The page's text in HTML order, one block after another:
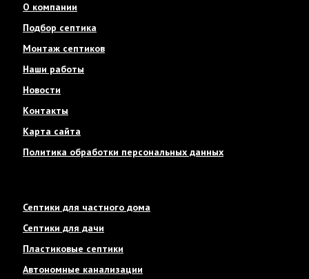
О компании
Подбор септика
Монтаж септиков
Наши работы
Новости
Контакты
Карта сайта
Политика обработки персональных данных
Септики для частного дома
Септики для дачи
Пластиковые септики
Автономные канализации